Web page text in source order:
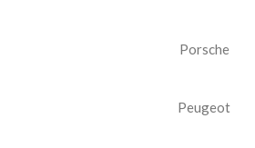
Porsche
Peugeot